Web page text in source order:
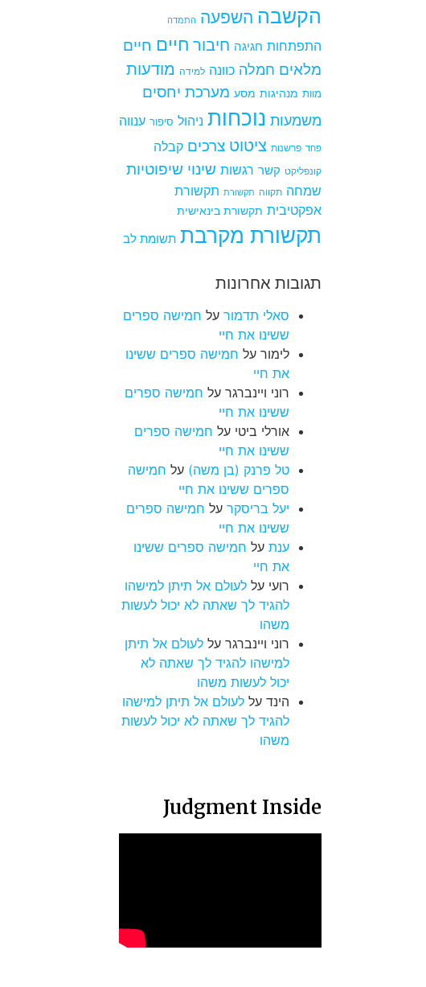
הקשבה השפעה התמדה
התפתחות חגיגה חיבור חיים חיים
מלאים חמלה כוונה למידה מודעות
מוות מנהיגות מסע מערכת יחסים
משמעות נוכחות ניהול סיפור ענווה
פחד פרשנות ציטוט צרכים קבלה
קונפליקט קשר רגשות שינוי שיפוטיות
שמחה תקווה תקשורת תקשורת
אפקטיבית תקשורת בינאישית
תקשורת מקרבת תשומת לב
תגובות אחרונות
סאלי תדמור על חמישה ספרים
ששינו את חיי
לימור על חמישה ספרים ששינו
את חיי
רוני ויינברגר על חמישה ספרים
ששינו את חיי
אורלי ביטי על חמישה ספרים
ששינו את חיי
טל פרנק (בן משה) על חמישה
ספרים ששינו את חיי
יעל בריסקר על חמישה ספרים
ששינו את חיי
ענת על חמישה ספרים ששינו
את חיי
רועי עללעולם אל תיתן למישהו
להגיד לך שאתה לא יכול לעשות
משהו
רוני ויינברגר עללעולם אל תיתן
למישהו להגיד לך שאתה לא
יכול לעשות משהו
הינד עללעולם אל תיתן למישהו
להגיד לך שאתה לא יכול לעשות
משהו
Judgment Inside